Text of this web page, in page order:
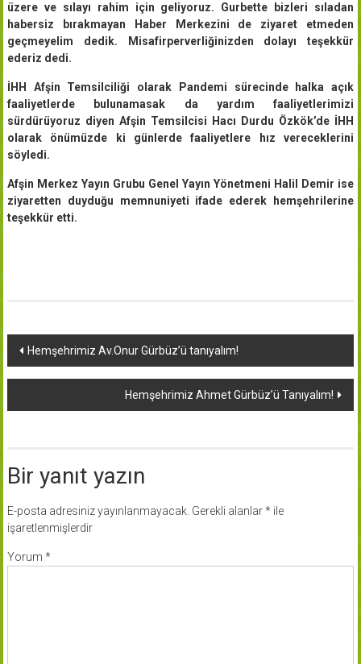
üzere ve sılayı rahim için geliyoruz. Gurbette bizleri sıladan
habersiz bırakmayan Haber Merkezini de ziyaret etmeden
geçmeyelim dedik. Misafirperverliğinizden dolayı teşekkür
ederiz dedi.
İHH Afşin Temsilciliği olarak Pandemi sürecinde halka açık
faaliyetlerde bulunamasak da yardım faaliyetlerimizi
sürdürüyoruz diyen Afşin Temsilcisi Hacı Durdu Özkök’de İHH
olarak önümüzde ki günlerde faaliyetlere hız vereceklerini
söyledi.
Afşin Merkez Yayın Grubu Genel Yayın Yönetmeni Halil Demir ise
ziyaretten duyduğu memnuniyeti ifade ederek hemşehrilerine
teşekkür etti.
Yazı
dolaşımı
Hemşehrimiz Av.Onur Gürbüz’ü tanıyalım!
Hemşehrimiz Ahmet Gürbüz’ü Tanıyalım!
Bir yanıt yazın
E-posta adresiniz yayınlanmayacak. Gerekli alanlar*ile
işaretlenmişlerdir
Yorum *